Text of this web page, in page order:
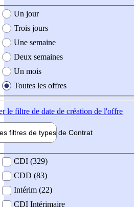
création de l'offre
Un jour
Trois jours
Une semaine
Deux semaines
Un mois
Toutes les offres
le filtre de date de création de l'offre
filtres de types de Contrat
contrat
CDI (329)
CDD (83)
Intérim (22)
CDI Intérimaire